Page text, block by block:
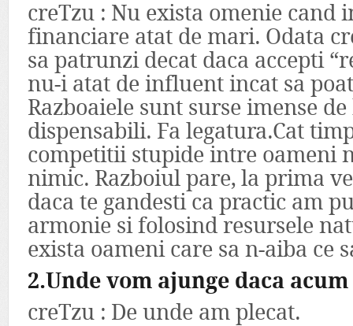
creTzu : Nu exista omenie cand
financiare atat de mari. Odata
sa patrunzi decat daca accepti
nu-i atat de influent incat sa
Razboaiele sunt surse imense
dispensabili. Fa legatura.Cat
competitii stupide intre oameni
nimic. Razboiul pare, la prima
daca te gandesti ca practic am
armonie si folosind resursele
exista oameni care sa n-aiba ce
2.Unde vom ajunge daca
creTzu : De unde am plecat.